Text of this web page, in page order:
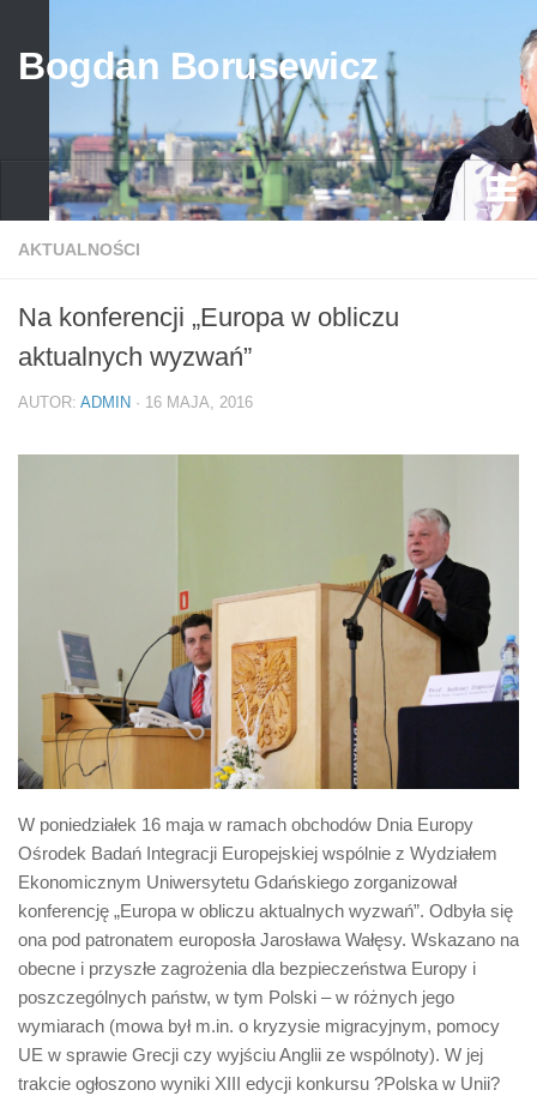
Bogdan Borusewicz
Aktualności
przed 1989
po 1989
Media
Galeria
Senat
Platforma Obywatelska
Fundacja Jacka Kaczmarskiego
Fundacja Batorego
AKTUALNOŚCI
Na konferencji „Europa w obliczu
aktualnych wyzwań”
AUTOR: ADMIN · 16 MAJA, 2016
W poniedziałek 16 maja w ramach obchodów Dnia Europy
Ośrodek Badań Integracji Europejskiej wspólnie z Wydziałem
Ekonomicznym Uniwersytetu Gdańskiego zorganizował
konferencję „Europa w obliczu aktualnych wyzwań”. Odbyła się
ona pod patronatem europosła Jarosława Wałęsy. Wskazano na
obecne i przyszłe zagrożenia dla bezpieczeństwa Europy i
poszczególnych państw, w tym Polski – w różnych jego
wymiarach (mowa był m.in. o kryzysie migracyjnym, pomocy
UE w sprawie Grecji czy wyjściuAnglii ze wspólnoty). W jej
trakcie ogłoszono wyniki XIII edycji konkursu ?Polska w Unii?